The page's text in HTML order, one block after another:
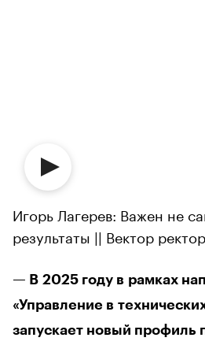
Игорь Лагерев: Важен не
результаты || Вектор
— В 2025 году в рамках
«Управление в
запускает новый профиль